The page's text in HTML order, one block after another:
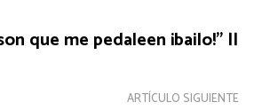
que me pedaleen ¡bailo!" ||
ARTÍCULO SIGUIENTE